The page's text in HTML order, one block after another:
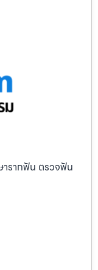
รากฟัน ตรวจฟัน